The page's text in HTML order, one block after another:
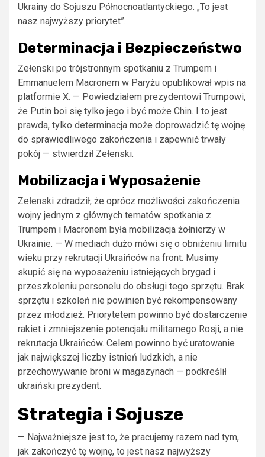
Ukrainy do Sojuszu Północnoatlantyckiego. „To jest
nasz najwyższy priorytet”.
Determinacja i Bezpieczeństwo
Zełenski po trójstronnym spotkaniu z Trumpem i
Emmanuelem Macronem w Paryżu opublikował wpis na
platformie X. — Powiedziałem prezydentowi Trumpowi,
że Putin boi się tylko jego i być może Chin. I to jest
prawda, tylko determinacja może doprowadzić tę wojnę
do sprawiedliwego zakończenia i zapewnić trwały
pokój — stwierdził Zełenski.
Mobilizacja i Wyposażenie
Zełenski zdradził, że oprócz możliwości zakończenia
wojny jednym z głównych tematów spotkania z
Trumpem i Macronem była mobilizacja żołnierzy w
Ukrainie. — W mediach dużo mówi się o obniżeniu limitu
wieku przy rekrutacji Ukraińców na front. Musimy
skupić się na wyposażeniu istniejących brygad i
przeszkoleniu personelu do obsługi tego sprzętu. Brak
sprzętu i szkoleń nie powinien być rekompensowany
przez młodzież. Priorytetem powinno być dostarczenie
rakiet i zmniejszenie potencjału militarnego Rosji, a nie
rekrutacja Ukraińców. Celem powinno być uratowanie
jak największej liczby istnień ludzkich, a nie
przechowywanie broni w magazynach — podkreślił
ukraiński prezydent.
Strategia i Sojusze
— Najważniejsze jest to, że pracujemy razem nad tym,
jak zakończyć tę wojnę, to jest nasz najwyższy